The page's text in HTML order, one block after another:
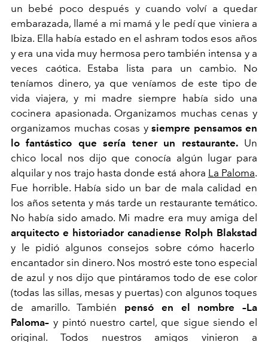
un bebé poco después y cuando volví a quedar
embarazada, llamé a mi mamá y le pedí que viniera a
Ibiza. Ella había estado en el ashram todos esos años
y era una vida muy hermosa pero también intensa y a
veces caótica. Estaba lista para un cambio. No
teníamos dinero, ya que veníamos de este tipo de
vida viajera, y mi madre siempre había sido una
cocinera apasionada. Organizamos muchas cenas y
organizamos muchas cosas y siempre pensamos en
lo fantástico que sería tener un restaurante.Un
chico local nos dijo que conocía algún lugar para
alquilar y nos trajo hasta donde está ahora La Paloma.
Fue horrible. Había sido un bar de mala calidad en
los años setenta y más tarde un restaurante temático.
No había sido amado. Mi madre era muy amiga del
arquitecto e historiador canadiense Rolph Blakstad
y le pidió algunos consejos sobre cómo hacerlo
encantador sin dinero. Nos mostró este tono especial
de azul y nos dijo que pintáramos todo de ese color
(todas las sillas, mesas y puertas) con algunos toques
de amarillo. También pensó en el nombre –La
Paloma– y pintó nuestro cartel, que sigue siendo el
original. Todos nuestros amigos vinieron a